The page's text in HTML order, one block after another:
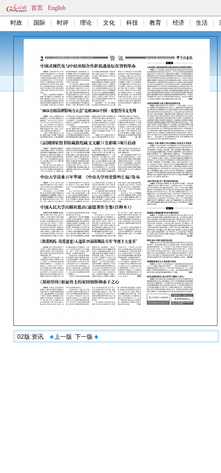
首页 English
时政 国际 时评 理论 文化 科技 教育 经济 生活
02版:资讯 上一版 下一版